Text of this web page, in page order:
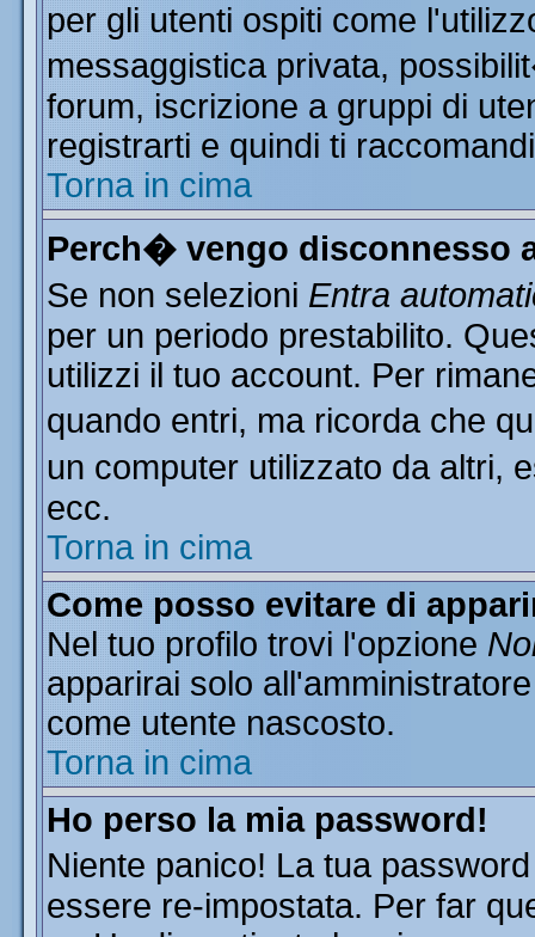
per gli utenti ospiti come
messaggistica privata,
forum, iscrizione a gruppi di
registrarti e quindi ti
Torna in cima
Perch� vengo disconnesso
Se non selezioni Entra
per un periodo prestabilito.
utilizzi il tuo account. Per
quando entri, ma ricorda che
un computer utilizzato da
ecc.
Torna in cima
Come posso evitare di
Nel tuo profilo trovi l'opzione
apparirai solo
come utente nascosto.
Torna in cima
Ho perso la mia password!
Niente panico! La tua
essere re-impostata. Per far